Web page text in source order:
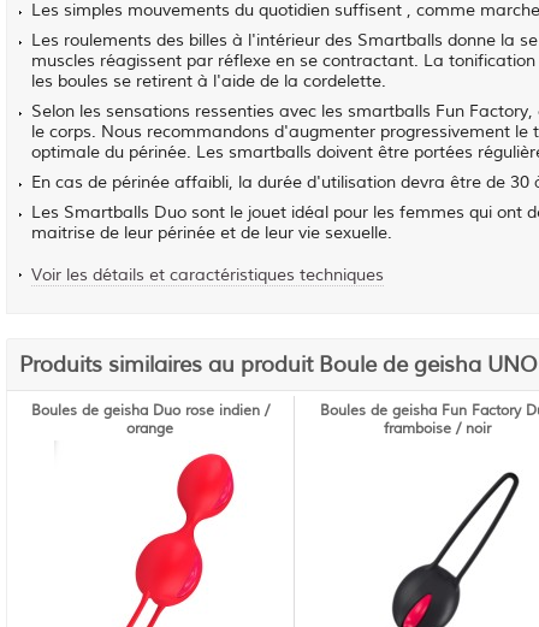
Les simples mouvements du quotidien suffisent , comme
Les roulements des billes à l'intérieur des Smartballs donne la
muscles réagissent par réflexe en se contractant. La
les boules se retirent à l'aide de la cordelette.
Selon les sensations ressenties avec les smartballs Fun
le corps. Nous recommandons d'augmenter progressivement
optimale du périnée. Les smartballs doivent être portées
En cas de périnée affaibli, la durée d'utilisation devra être de
Les Smartballs Duo sont le jouet idéal pour les femmes qui ont
maitrise de leur périnée et de leur vie sexuelle.
Voir les détails et caractéristiques techniques
Produits similaires au produit Boule de geisha
Boules de geisha Duo rose indien /
orange
Boules de geisha Fun Factory
framboise / noir